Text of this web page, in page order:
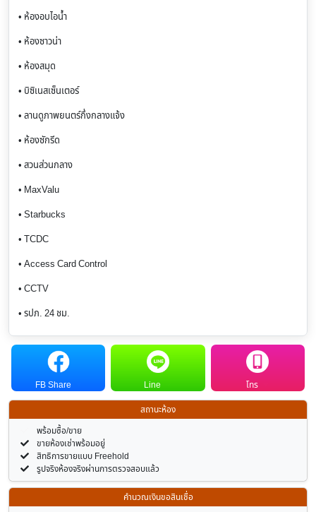
• ห้องอบไอน้ำ
• ห้องซาวน่า
• ห้องสมุด
• บิซิเนสเซ็นเตอร์
• ลานดูภาพยนตร์กึ่งกลางแจ้ง
• ห้องซักรีด
• สวนส่วนกลาง
• MaxValu
• Starbucks
• TCDC
• Access Card Control
• CCTV
• รปภ. 24 ชม.
FB Share Line
โทร
สถานะห้อง
พร้อมซื้อ/ขาย
ขายห้องเช่าพร้อมอยู่
สิทธิการขายแบบ Freehold
รูปจริงห้องจริงผ่านการตรวจสอบแล้ว
คำนวณเงินขอสินเชื่อ